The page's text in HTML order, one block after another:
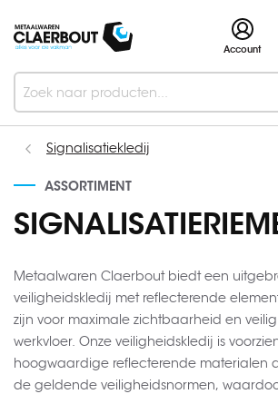
Account
Search
Signalisatiekledij
ASSORTIMENT
Metaalwaren Claerbout biedt een
veiligheidskledij met reflecterende
zijn voor maximale zichtbaarheid en
werkvloer. Onze veiligheidskledij is
hoogwaardige reflecterende materialen
de geldende veiligheidsnormen,